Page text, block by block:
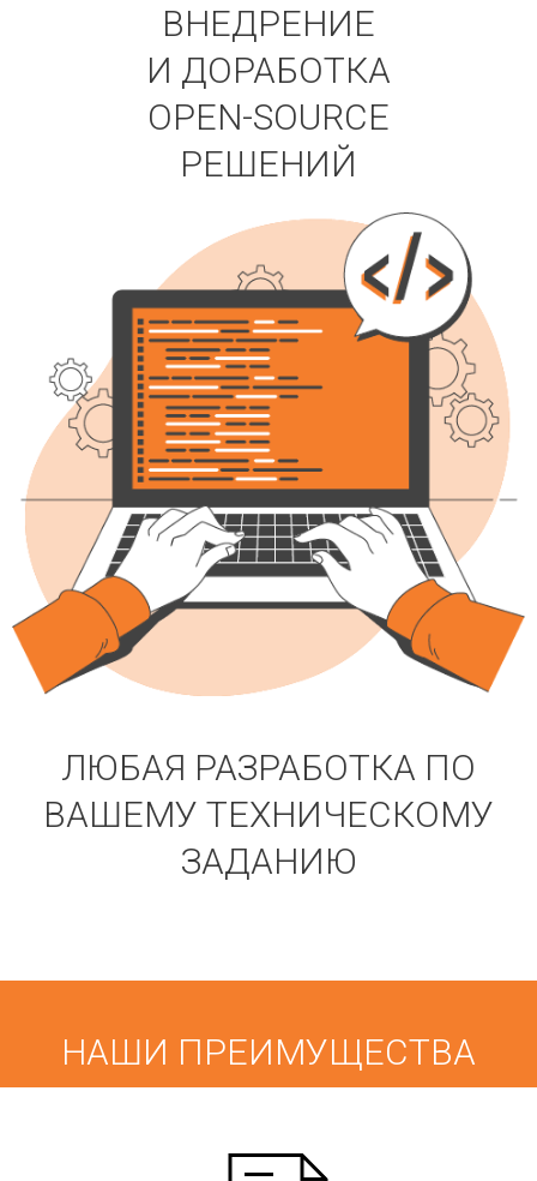
ВНЕДРЕНИЕ
И ДОРАБОТКА
OPEN-SOURCE
РЕШЕНИЙ
ЛЮБАЯ РАЗРАБОТКА ПО
ВАШЕМУ ТЕХНИЧЕСКОМУ
ЗАДАНИЮ
НАШИ ПРЕИМУЩЕСТВА